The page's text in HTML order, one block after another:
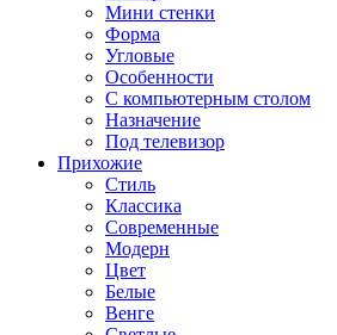
Мини стенки
Форма
Угловые
Особенности
С компьютерным столом
Назначение
Под телевизор
Прихожие
Стиль
Классика
Современные
Модерн
Цвет
Белые
Венге